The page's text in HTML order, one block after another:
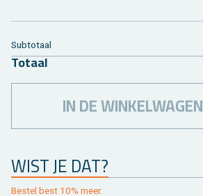
WIST JE DAT?
Be­stel best 10% meer.
Sub­to­taal
To­taal
IN DE WINKELWAGEN